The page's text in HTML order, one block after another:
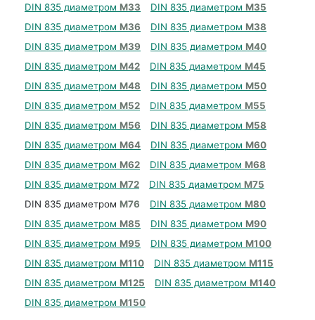
DIN 835 диаметром М33 DIN 835 диаметром М35
DIN 835 диаметром М36 DIN 835 диаметром М38
DIN 835 диаметром М39 DIN 835 диаметром М40
DIN 835 диаметром М42 DIN 835 диаметром М45
DIN 835 диаметром М48 DIN 835 диаметром М50
DIN 835 диаметром М52 DIN 835 диаметром М55
DIN 835 диаметром М56 DIN 835 диаметром М58
DIN 835 диаметром М64 DIN 835 диаметром М60
DIN 835 диаметром М62 DIN 835 диаметром М68
DIN 835 диаметром М72 DIN 835 диаметром М75
DIN 835 диаметром М76 DIN 835 диаметром М80
DIN 835 диаметром М85 DIN 835 диаметром М90
DIN 835 диаметром М95 DIN 835 диаметром М100
DIN 835 диаметром М110 DIN 835 диаметром М115
DIN 835 диаметром М125 DIN 835 диаметром М140
DIN 835 диаметром М150